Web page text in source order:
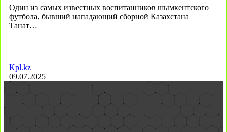
Один из самых известных воспитанников шымкентского
футбола, бывший нападающий сборной Казахстана
Танат…
Kpl.kz
09.07.2025